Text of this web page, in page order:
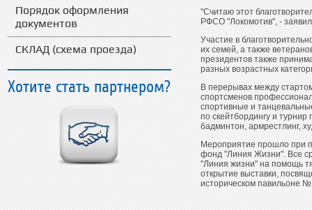
Порядок оформления
документов
СКЛАД (схема проезда)
Хотите стать партнером?
"Считаю этот
РФСО "Локомотив", -
Участие в
их семей, а также
президентов также
разных возрастных
В перерывах между
спортсменов
спортивные и
по скейтбордингу и
бадминтон, армрестлинг,
Мероприятие прошло при
фонд "Линия Жизни". Все
"Линия жизни" на помощь
открытие выставки,
историческом павильоне